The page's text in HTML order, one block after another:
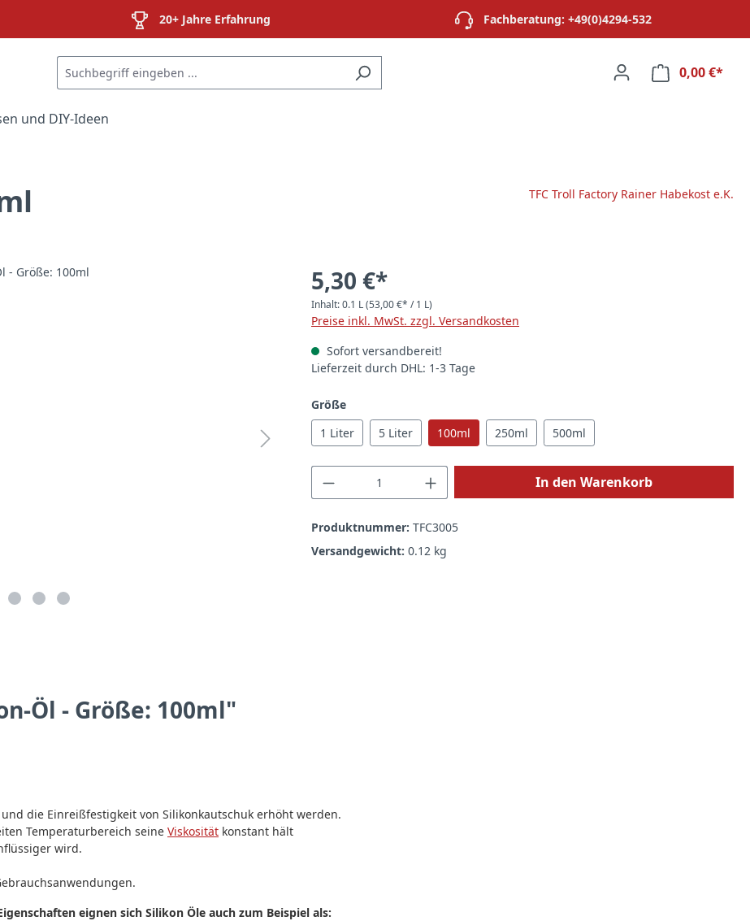
20+ Jahre Erfahrung Fachberatung: +49(0)4294-532
0,00 €*
und DIY-Ideen
TFC Troll Factory Rainer Habekost e.K.
5,30 €*
Inhalt:0.1 L(53,00 €* / 1 L)
Preise inkl. MwSt. zzgl. Versandkosten
Sofort versandbereit!
Lieferzeit durch DHL: 1-3 Tage
Größeauswählen
1 Liter
5 Liter 100ml 250ml 500ml
Produkt Anzahl: Gib den gewünschten Wert
In den Warenkorb
Produktnummer: TFC3005
Versandgewicht: 0.12 kg
Öl - Größe: 100ml"
die Einreißfestigkeit von Silikonkautschuk erhöht werden.
Temperaturbereich seine Viskosität konstant hält
wird.
eignen sich Silikon Öle auch zum Beispiel als: